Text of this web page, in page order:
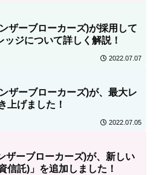
ザーブローカーズ)が採用して
ジについて詳しく解説！
2022.07.07
ザーブローカーズ)が、最大レ
上げました！
2022.07.05
ーブローカーズ)が、新しい
信託)」を追加しました！